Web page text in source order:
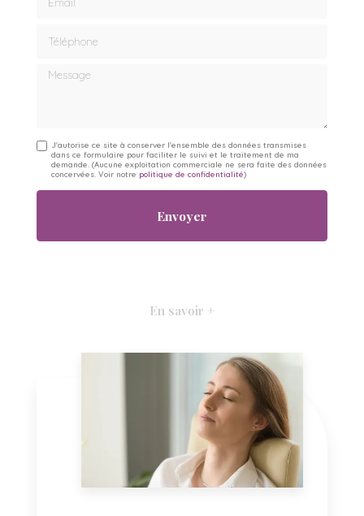
Message
J'autorise ce site à conserver l'ensemble des données transmises
dans ce formulaire pour faciliter le suivi et le traitement de ma
demande.(Aucune exploitation commerciale ne sera faite des données
concervées. Voir notre politique de confidentialité)
En savoir +